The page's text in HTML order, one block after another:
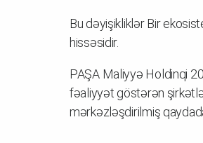
Bu dəyişikliklər Bir
hissəsidir.
PAŞA Maliyyə Holdinqi
fəaliyyət göstərən
mərkəzləşdirilmiş